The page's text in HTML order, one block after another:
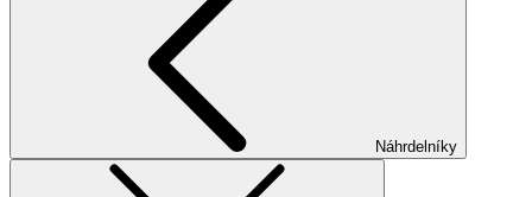
Náhrdelníky